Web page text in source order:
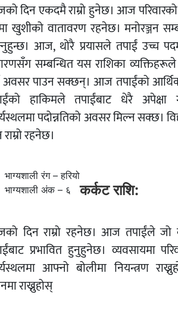
दिन एकदमै राम्रो हुनेछ। आज
खुशीको वातावरण रहनेछ। मनोरञ्जन
आज, थोरै प्रयासले तपाईं उच्च
सम्बन्धित यस राशिका
अवसर पाउन सक्छन्। आज तपाईंको
हाकिमले तपाईंबाट धेरै
पदोन्नतिको अवसर मिल्न सक्छ।
रहनेछ।
भाग्यशाली रंग – हरियो
भाग्यशाली अंक – ६
कर्कट राशि:
दिन राम्रो रहनेछ। आज तपाईंले जो
प्रभावित हुनुहुनेछ। व्यवसायमा
आफ्नो बोलीमा नियन्त्रण
राख्नुहोस्